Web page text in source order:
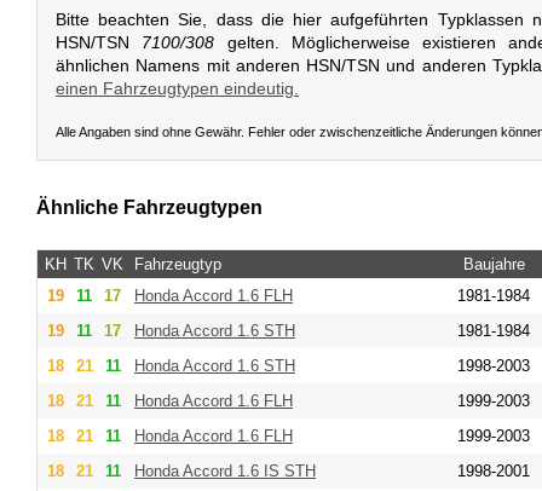
Bitte beachten Sie, dass die hier aufgeführten Typklassen
HSN/TSN 7100/308 gelten. Möglicherweise existieren
ähnlichen Namens mit anderen HSN/TSN und anderen
einen Fahrzeugtypen eindeutig.
Alle Angaben sind ohne Gewähr. Fehler oder zwischenzeitliche Änderungen
Ähnliche Fahrzeugtypen
KH TK VK Fahrzeugtyp
Baujahre
19
11 17 Honda Accord 1.6 FLH
1981-1984
19
11 17 Honda Accord 1.6 STH
1981-1984
18
21 11 Honda Accord 1.6 STH
1998-2003
18
21 11 Honda Accord 1.6 FLH
1999-2003
18
21 11 Honda Accord 1.6 FLH
1999-2003
18
21 11 Honda Accord 1.6 IS STH
1998-2001